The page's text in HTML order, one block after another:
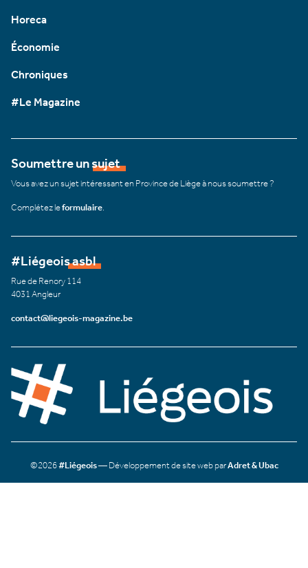
Horeca
Économie
Chroniques
#Le Magazine
Soumettre un sujet
Vous avez un sujet intéressant en Province de Liège à nous soumettre ?
Complétez leformulaire
#Liégeois asbl
Rue de Renory 114
4031 Angleur
contact@liegeois-magazine.be
©2026#Liégeois— Développement de site web parAdret & Ubac